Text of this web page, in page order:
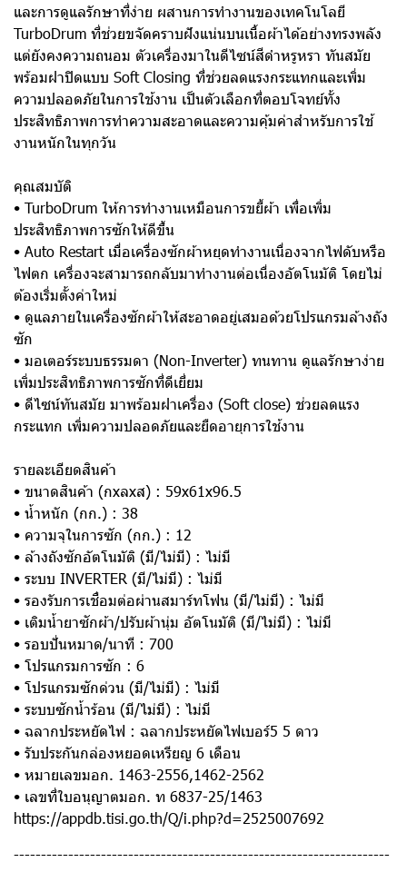
และการดูแลรักษาที่ง่าย ผสานการทำงานของเทคโนโลยี
TurboDrum ที่ช่วยขจัดคราบฝังแน่นบนเนื้อผ้าได้อย่างทรงพลัง
แต่ยังคงความถนอม ตัวเครื่องมาในดีไซน์สีดำหรูหรา ทันสมัย
พร้อมฝาปิดแบบ Soft Closing ที่ช่วยลดแรงกระแทกและเพิ่ม
ความปลอดภัยในการใช้งาน เป็นตัวเลือกที่ตอบโจทย์ทั้ง
ประสิทธิภาพการทำความสะอาดและความคุ้มค่าสำหรับการใช้
งานหนักในทุกวัน
คุณสมบัติ
• TurboDrum ให้การทำงานเหมือนการขยี้ผ้า เพื่อเพิ่ม
ประสิทธิภาพการซักให้ดีขึ้น
• Auto Restart เมื่อเครื่องซักผ้าหยุดทำงานเนื่องจากไฟดับหรือ
ไฟตก เครื่องจะสามารถกลับมาทำงานต่อเนื่องอัตโนมัติ โดยไม่
ต้องเริ่มตั้งค่าใหม่
• ดูแลภายในเครื่องซักผ้าให้สะอาดอยู่เสมอด้วยโปรแกรมล้างถัง
ซัก
• มอเตอร์ระบบธรรมดา (Non-Inverter) ทนทาน ดูแลรักษาง่าย
เพิ่มประสิทธิภาพการซักที่ดีเยี่ยม
• ดีไซน์ทันสมัย มาพร้อมฝาเครื่อง (Soft close) ช่วยลดแรง
กระแทก เพิ่มความปลอดภัยและยืดอายุการใช้งาน
รายละเอียดสินค้า
• ขนาดสินค้า (กxลxส) : 59x61x96.5
• น้ำหนัก (กก.) : 38
• ความจุในการซัก (กก.) : 12
• ล้างถังซักอัตโนมัติ (มี/ไม่มี) : ไม่มี
• ระบบ INVERTER (มี/ไม่มี) : ไม่มี
• รองรับการเชื่อมต่อผ่านสมาร์ทโฟน (มี/ไม่มี) : ไม่มี
• เติมน้ำยาซักผ้า/ปรับผ้านุ่ม อัตโนมัติ (มี/ไม่มี) : ไม่มี
• รอบปั่นหมาด/นาที : 700
• โปรแกรมการซัก : 6
• โปรแกรมซักด่วน (มี/ไม่มี) : ไม่มี
• ระบบซักน้ำร้อน (มี/ไม่มี) : ไม่มี
• ฉลากประหยัดไฟ : ฉลากประหยัดไฟเบอร์5 5 ดาว
• รับประกันกล่องหยอดเหรียญ 6 เดือน
• หมายเลขมอก. 1463-2556,1462-2562
• เลขที่ใบอนุญาตมอก. ท 6837-25/1463
https://appdb.tisi.go.th/Q/i.php?d=2525007692
---------------------------------------------------------------------